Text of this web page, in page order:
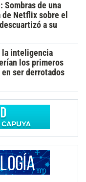
Sombras de una
Netflix sobre el
a su
la inteligencia
los primeros
ser derrotados